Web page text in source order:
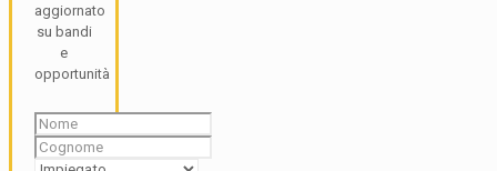
aggiornato
su bandi
e
opportunità